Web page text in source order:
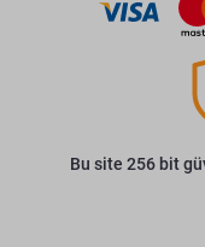
Bu site 256 bit